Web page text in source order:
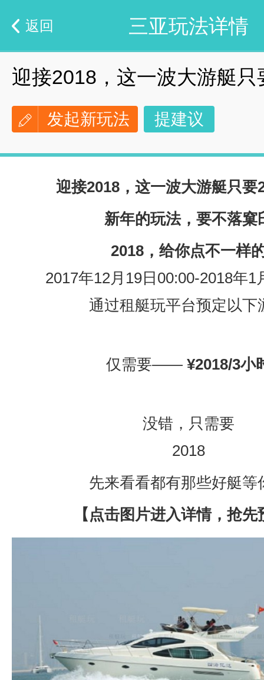
三亚玩法详情
返回
迎接2018，这一波大游艇只
发起新玩法 提建议
迎接2018，这一波大游艇只要
新年的玩法，要不落窠
2018，给你点不一样
2017年12月19日00:00-2018年1
通过租艇玩平台预定以下
仅需要—— ¥2018/3小
没错，只需要
2018
先来看看都有那些好艇等
【点击图片进入详情，抢先